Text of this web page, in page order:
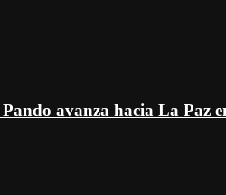
avanza hacia La Paz